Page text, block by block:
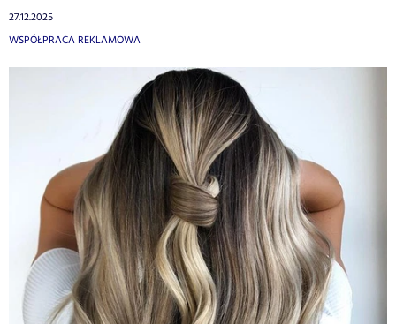
27.12.2025
WSPÓŁPRACA REKLAMOWA